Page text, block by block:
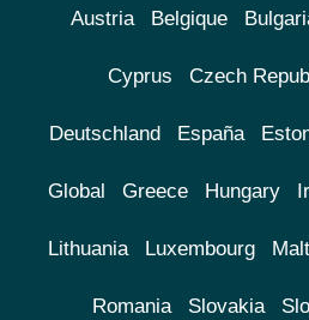
Austria Belgique
Cyprus Czech
Deutschland España
Global Greece Hungary
Lithuania Luxembourg
Romania Slovakia